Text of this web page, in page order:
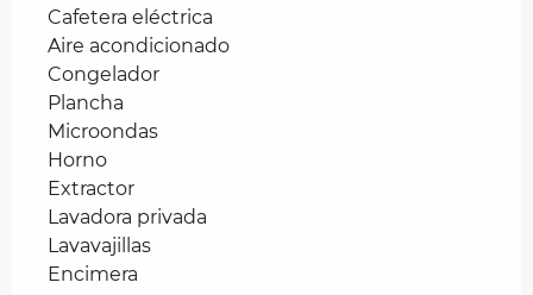
Cafetera eléctrica
Aire acondicionado
Congelador
Plancha
Microondas
Horno
Extractor
Lavadora privada
Lavavajillas
Encimera